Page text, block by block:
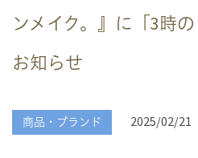
ンメイク。』に「3時
お知らせ
商品・ブランド 2025/02/21